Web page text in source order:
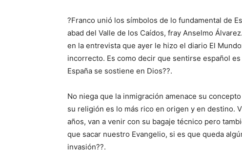
?Franco unió los símbolos de lo fundamental de
abad del Valle de los Caídos, fray Anselmo
en la entrevista que ayer le hizo el diario El
incorrecto. Es como decir que sentirse español
España se sostiene en Dios??.
No niega que la inmigración amenace su
su religión es lo más rico en origen y en destino.
años, van a venir con su bagaje técnico pero
que sacar nuestro Evangelio, si es que queda
invasión??.